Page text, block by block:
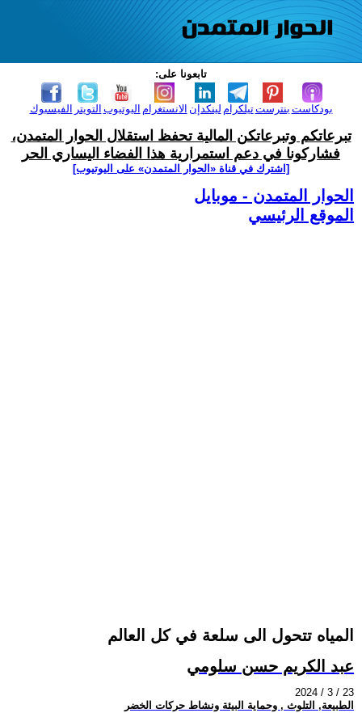
تابعونا على:
الفيسبوك التويتر اليوتيوب الانستغرام لينكدإن تيلكرامبنترست بودكاست
تبرعاتكم وتبرعاتكن المالية تحفظ استقلال الحوار المتمدن،
فشاركونا في دعم استمرارية هذا الفضاء اليساري الحر
[اشترك في قناة ‫«الحوار المتمدن» على اليوتيوب]
الحوار المتمدن - موبايل
الموقع الرئيسي
المياه تتحول الى سلعة في كل العالم
عبد الكريم حسن سلومي
2024 / 3 / 23
الطبيعة, التلوث , وحماية البيئة ونشاط حركات الخضر